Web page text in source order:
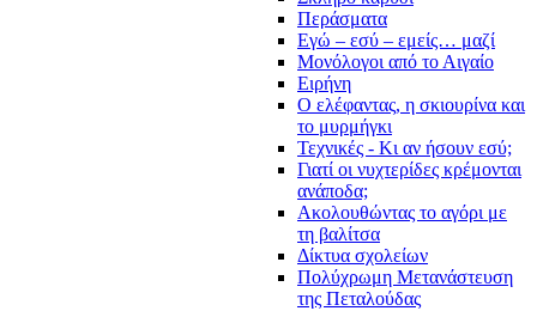
Περάσματα
Εγώ – εσύ – εμείς… μαζί
Μονόλογοι από το Αιγαίο
Ειρήνη
Ο ελέφαντας, η σκιουρίνα και
το μυρμήγκι
Τεχνικές - Κι αν ήσουν εσύ;
Γιατί οι νυχτερίδες κρέμονται
ανάποδα;
Ακολουθώντας το αγόρι με
τη βαλίτσα
Δίκτυα σχολείων
Πολύχρωμη Μετανάστευση
της Πεταλούδας